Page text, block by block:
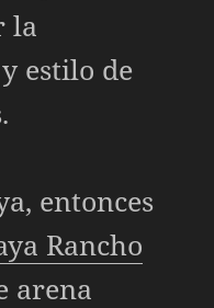
la
estilo de
entonces
Rancho
arena